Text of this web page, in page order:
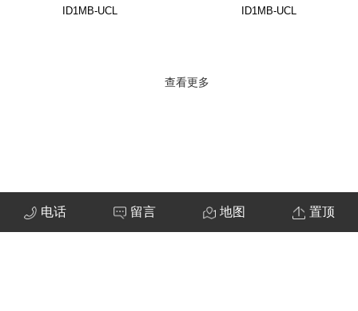
ID1MB-UCL ID1MB-UCL
查看更多
电话 留言 地图 置顶